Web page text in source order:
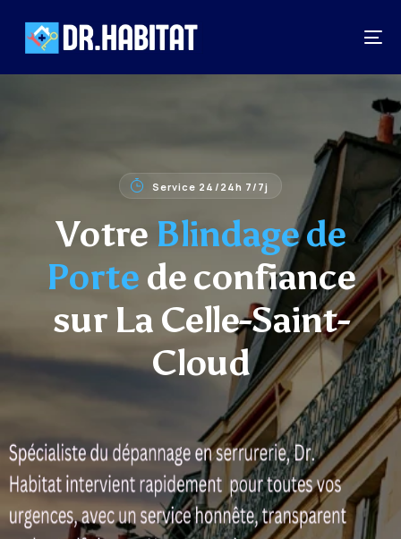
Service 24/24h 7/7j
Votre Blindage de
Porte de confiance
sur La Celle-Saint-
Cloud